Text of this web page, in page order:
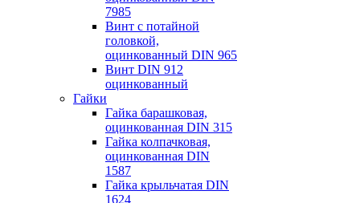
7985
Винт с потайной
головкой,
оцинкованный DIN 965
Винт DIN 912
оцинкованный
Гайки
Гайка барашковая,
оцинкованная DIN 315
Гайка колпачковая,
оцинкованная DIN
1587
Гайка крыльчатая DIN
1624